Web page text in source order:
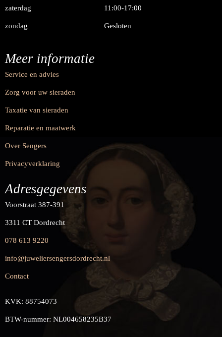
zaterdag 11:00-17:00
zondag Gesloten
Meer informatie
Service en advies
Zorg voor uw sieraden
Taxatie van sieraden
Reparatie en maatwerk
Over Sengers
Privacyverklaring
Adresgegevens
Voorstraat 387-391
3311 CT Dordrecht
078 613 9220
info@juweliersengersdordrecht.nl
Contact
KVK: 88754073
BTW-nummer: NL004658235B37